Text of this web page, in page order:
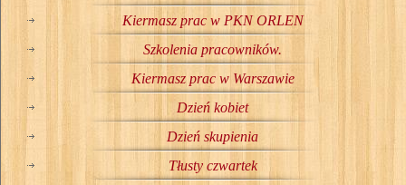
Kiermasz prac w PKN ORLEN
Szkolenia pracowników.
Kiermasz prac w Warszawie
Dzień kobiet
Dzień skupienia
Tłusty czwartek